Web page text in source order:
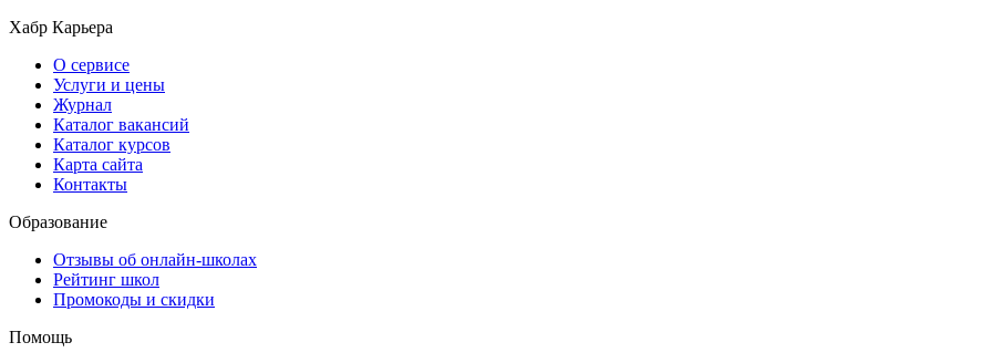
Хабр Карьера
О сервисе
Услуги и цены
Журнал
Каталог вакансий
Каталог курсов
Карта сайта
Контакты
Образование
Отзывы об онлайн-школах
Рейтинг школ
Промокоды и скидки
Помощь